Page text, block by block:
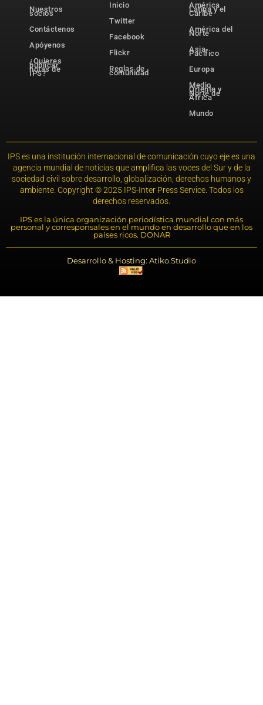
Nuestros
socios
Contáctenos
Apóyenos
¿Quieres
publicar
notas de
IPS?
Inicio
Twitter
Facebook
Flickr
Reglas de
comunidad
América
Latina y el
Caribe
América del
Norte
Asia-
Pacífico
Europa
Medio
Oriente y
Norte de
África
Mundo
IPS es una institución internacional de comunicación cuyo eje es una
agencia mundial de noticias que amplifica las voces del Sur y de la
sociedad civil sobre desarrollo, globalización, derechos humanos y
ambiente. Copyright © 2025 IPS-Inter Press Service. Todos los
derechos reservados.
IPS es la única organización periodística mundial con más
personal y corresponsales en el mundo en desarrollo que en los
países ricos. DONAR
Desarrollo & Hosting: Atiko.Studio